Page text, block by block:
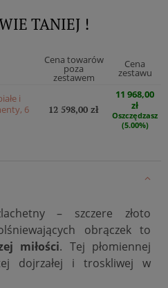
TANIEJ !
Cena towarów
poza
zestawem
Cena
zestawu
i
6
12 598,00 zł
11 968,00
zł
Oszczędzasz
(5.00%)
– szczere złoto
obrączek to
miłości. Tej płomiennej
dojrzałej i troskliwej w